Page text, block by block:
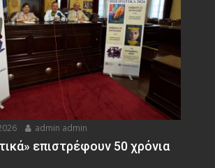
admin admin
επιστρέφουν 50 χρόνια